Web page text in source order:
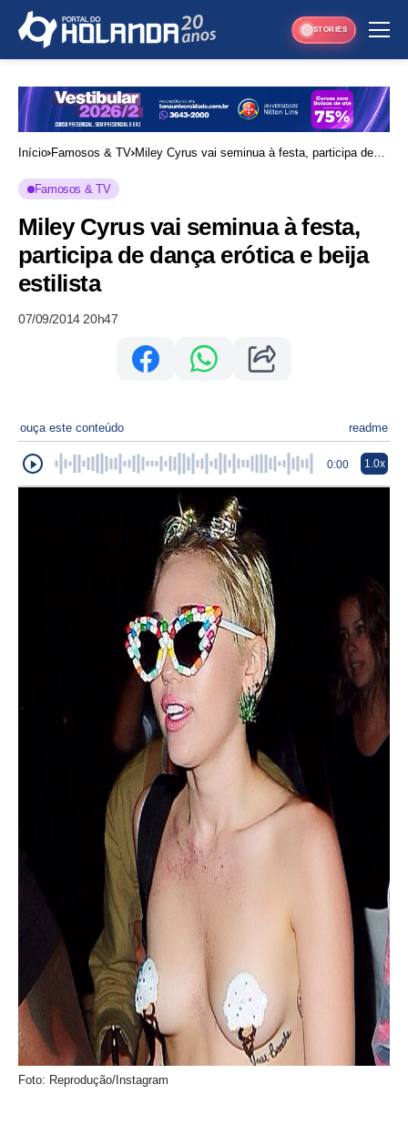
STORIES
Início Famosos & TV Miley Cyrus vai seminua à festa, participa de
Famosos & TV
Miley Cyrus vai seminua à festa,
participa de dança erótica e beija
estilista
07/09/2014 20h47
ouça este conteúdo readme
0:00 1.0x
Foto: Reprodução/Instagram